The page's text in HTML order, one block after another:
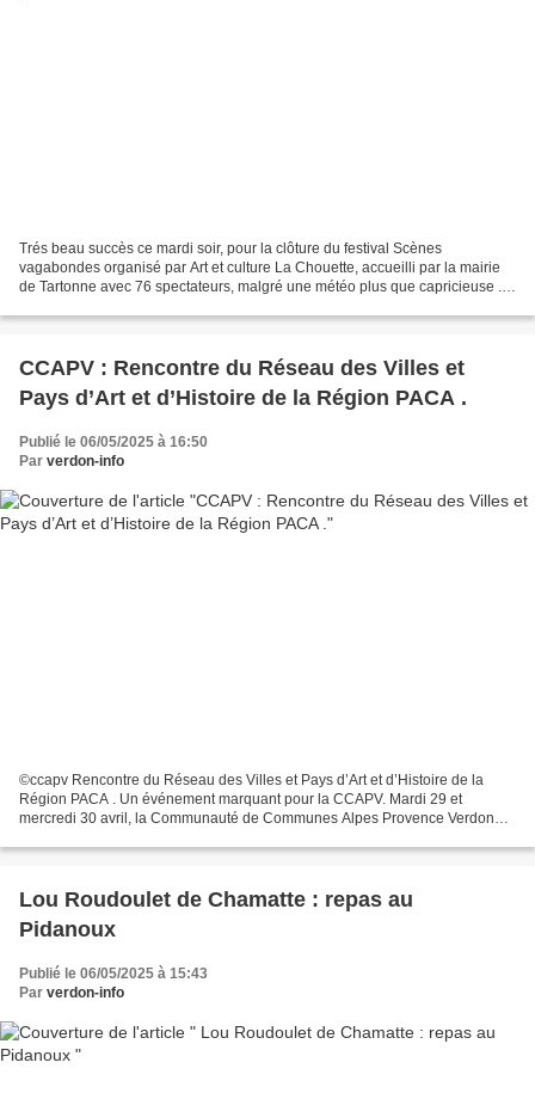
Trés beau succès ce mardi soir, pour la clôture du festival Scènes
vagabondes organisé par Art et culture La Chouette, accueilli par la mairie
de Tartonne avec 76 spectateurs, malgré une météo plus que capricieuse .....
CCAPV : Rencontre du Réseau des Villes et
Pays d’Art et d’Histoire de la Région PACA .
Publié le 06/05/2025 à 16:50
Par verdon-info
©ccapv Rencontre du Réseau des Villes et Pays d’Art et d’Histoire de la
Région PACA . Un événement marquant pour la CCAPV. Mardi 29 et
mercredi 30 avril, la Communauté de Communes Alpes Provence Verdon
Lou Roudoulet de Chamatte : repas au
Pidanoux
Publié le 06/05/2025 à 15:43
Par verdon-info